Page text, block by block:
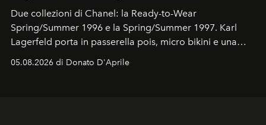
Due collezioni di Chanel: la Ready-to-Wear
Spring/Summer 1996 e la Spring/Summer 1997. Karl
Lagerfeld porta in passerella pois, micro bikini e una
Kate, Claudia e Carla una dietro l'altra. Trent'anni dopo,
05.08.2026 di Donato D'Aprile